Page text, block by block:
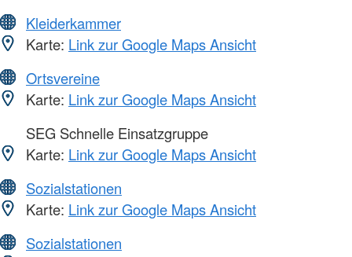
Kleiderkammer
Karte: Link zur Google Maps Ansicht
Ortsvereine
Karte: Link zur Google Maps Ansicht
SEG Schnelle Einsatzgruppe
Karte: Link zur Google Maps Ansicht
Sozialstationen
Karte: Link zur Google Maps Ansicht
Sozialstationen